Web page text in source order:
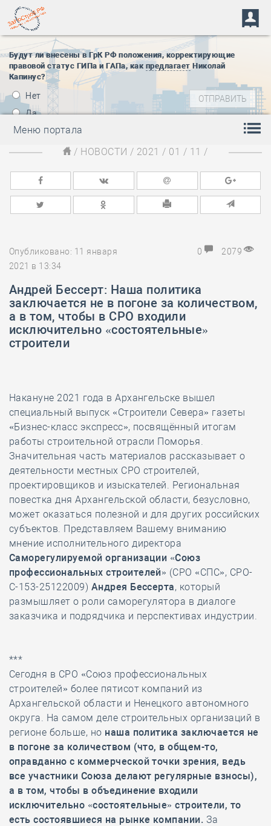
Будут ли внесены в ГрК РФ положения, корректирующие
правовой статус ГИПа и ГАПа, как предлагает Николай
Капинус?
Нет
Да
Меню портала
/ НОВОСТИ / 2021 / 01 / 11 /
Опубликовано: 11 января
2021 в 13:34
0 2079
Андрей Бессерт: Наша политика
заключается не в погоне за количеством,
а в том, чтобы в СРО входили
исключительно «состоятельные»
строители
Накануне 2021 года в Архангельске вышел
специальный выпуск «Строители Севера» газеты
«Бизнес-класс экспресс», посвящённый итогам
работы строительной отрасли Поморья.
Значительная часть материалов рассказывает о
деятельности местных СРО строителей,
проектировщиков и изыскателей. Региональная
повестка дня Архангельской области, безусловно,
может оказаться полезной и для других российских
субъектов. Представляем Вашему вниманию
мнение исполнительного директора
Саморегулируемой организации «Союз
профессиональных строителей» (СРО «СПС», СРО-
С-153-25122009) Андрея Бессерта, который
размышляет о роли саморегулятора в диалоге
заказчика и подрядчика и перспективах индустрии.
***
Сегодня в СРО «Союз профессиональных
строителей» более пятисот компаний из
Архангельской области и Ненецкого автономного
округа. На самом деле строительных организаций в
регионе больше, но наша политика заключается не
в погоне за количеством (что, в общем-то,
оправданно с коммерческой точки зрения, ведь
все участники Союза делают регулярные взносы),
а в том, чтобы в объединение входили
исключительно «состоятельные» строители, то
есть состоявшиеся на рынке компании. За